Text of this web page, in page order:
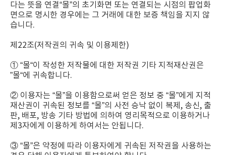
다는 뜻을 연결“몰”의 초기화면 또는 연결되는 시점의 팝업화
면으로 명시한 경우에는 그 거래에 대한 보증 책임을 지지 않
습니다.
제22조(저작권의 귀속 및 이용제한)
① “몰“이 작성한 저작물에 대한 저작권 기타 지적재산권은
”몰“에 귀속합니다.
② 이용자는 “몰”을 이용함으로써 얻은 정보 중 “몰”에게 지적
재산권이 귀속된 정보를 “몰”의 사전 승낙 없이 복제, 송신, 출
판, 배포, 방송 기타 방법에 의하여 영리목적으로 이용하거나
제3자에게 이용하게 하여서는 안됩니다.
③ “몰”은 약정에 따라 이용자에게 귀속된 저작권을 사용하는